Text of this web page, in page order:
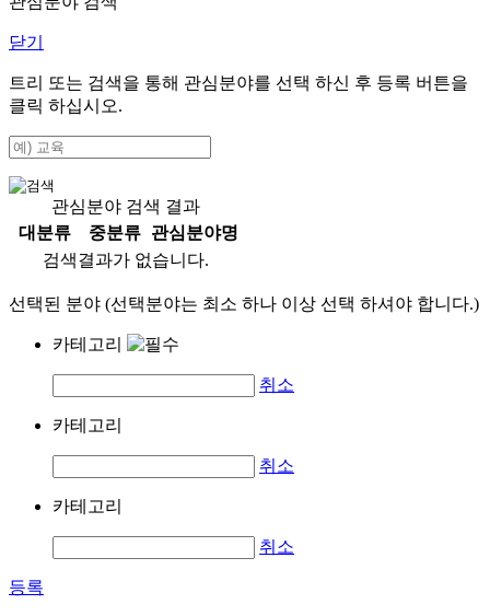
닫기
트리 또는 검색을 통해 관심분야를 선택 하신 후 등록 버튼을
클릭 하십시오.
관심분야 검색 결과
대분류
중분류
관심분야명
검색결과가 없습니다.
선택된 분야 (선택분야는 최소 하나 이상 선택 하셔야 합니다.)
카테고리
취소
카테고리
취소
카테고리
취소
등록